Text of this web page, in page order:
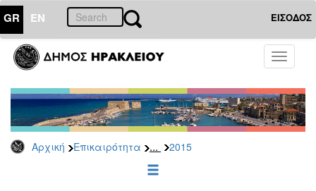
GR EN ΕΙΣΟΔΟΣ
Toggle
Αρχική Επικαιρότητα ... 2015
ΕΠΙΚΑΙΡΟΤΗΤΑ
Τύπου
Αρχείο
2026
2025